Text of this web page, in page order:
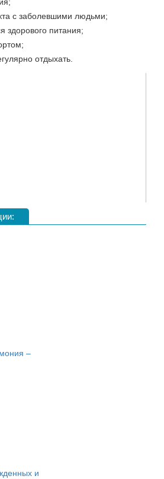
с заболевшими людьми;
здорового питания;
отдыхать.
–
и